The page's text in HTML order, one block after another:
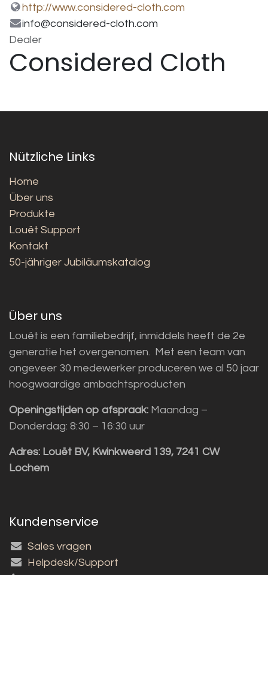
http://www.considered-cloth.com
info@considered-cloth.com
Dealer
Considered Cloth
Nützliche Links
Home
Über uns
Produkte
Louët Support
Kontakt
50-jähriger Jubiläumskatalog
Über uns
Louët is een familiebedrijf, inmiddels heeft de 2e
generatie het overgenomen. Met een team van
ongeveer 30 medewerker produceren we al 50 jaar
hoogwaardige ambachtsproducten
Openingstijden op afspraak: Maandag –
Donderdag: 8:30 – 16:30 uur
Adres: Louët BV, Kwinkweerd 139, 7241 CW
Lochem
Kundenservice
Sales vragen
Helpdesk/Support
+31 (0)573 252229